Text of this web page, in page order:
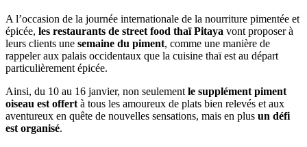
A l’occasion de la journée internationale de la nourriture pimentée et
épicée, les restaurants de street food thaï Pitaya vont proposer à
leurs clients une semaine du piment, comme une manière de
rappeler aux palais occidentaux que la cuisine thaï est au départ
particulièrement épicée.
Ainsi, du 10 au 16 janvier, non seulement le supplément piment
oiseau est offert à tous les amoureux de plats bien relevés et aux
aventureux en quête de nouvelles sensations, mais en plus un défi
est organisé.